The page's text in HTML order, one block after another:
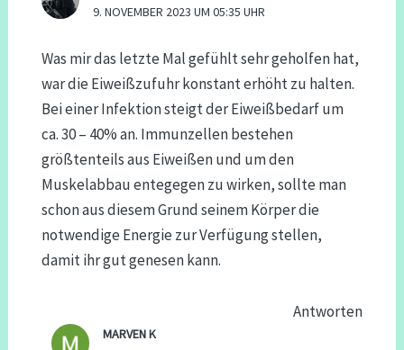
9. NOVEMBER 2023 UM 05:35 UHR
Was mir das letzte Mal gefühlt sehr geholfen hat,
war die Eiweißzufuhr konstant erhöht zu halten.
Bei einer Infektion steigt der Eiweißbedarf um
ca. 30 – 40% an. Immunzellen bestehen
größtenteils aus Eiweißen und um den
Muskelabbau entegegen zu wirken, sollte man
schon aus diesem Grund seinem Körper die
notwendige Energie zur Verfügung stellen,
damit ihr gut genesen kann.
Antworten
MARVEN K